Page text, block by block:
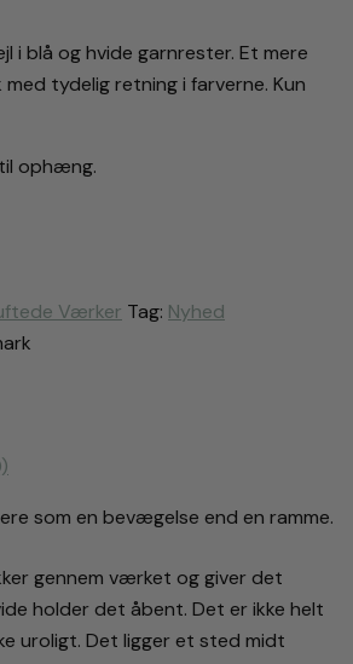
i blå og hvide garnrester. Et mere
tydelig retning i farverne. Kun
ophæng.
Værker Tag: Nyhed
som en bevægelse end en ramme.
gennem værket og giver det
holder det åbent. Det er ikke helt
uroligt. Det ligger et sted midt